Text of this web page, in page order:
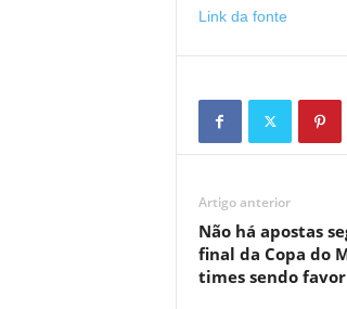
Link da fonte
Artigo anterior
Não há apostas
final da Copa do
times sendo